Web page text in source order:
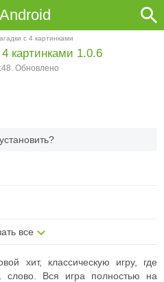
с 4 картинками
все
картинками 1.0.6
Обновлено
хит, классическую игру, где
Вся игра полностью на